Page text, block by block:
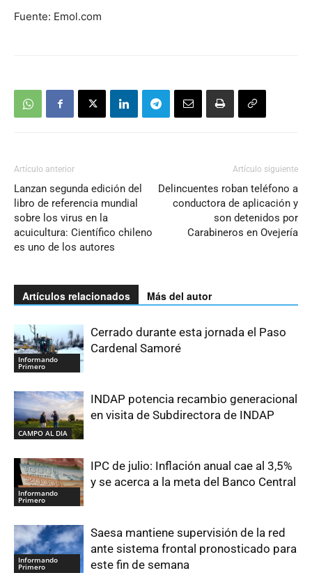
Fuente: Emol.com
Artículo anterior
Lanzan segunda edición del
libro de referencia mundial
sobre los virus en la
acuicultura: Científico chileno
es uno de los autores
Artículo siguiente
Delincuentes roban teléfono a
conductora de aplicación y
son detenidos por
Carabineros en Ovejería
Artículos relacionados Más del autor
Informando
Primero
Cerrado durante esta jornada el Paso
Cardenal Samoré
CAMPO AL DIA
INDAP potencia recambio generacional
en visita de Subdirectora de INDAP
Informando
Primero
IPC de julio: Inflación anual cae al 3,5%
y se acerca a la meta del Banco Central
Informando
Primero
Saesa mantiene supervisión de la red
ante sistema frontal pronosticado para
este fin de semana